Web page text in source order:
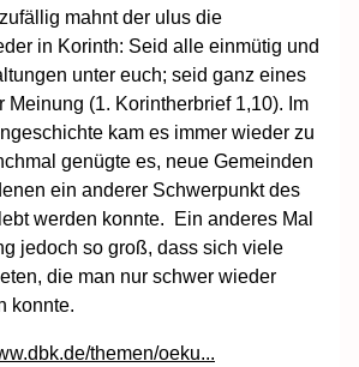
mahnt der ulus die
in Korinth: Seid alle einmütig und
unter euch; seid ganz eines
Meinung (1. Korintherbrief 1,10). Im
kam es immer wieder zu
genügte es, neue Gemeinden
ein anderer Schwerpunkt des
werden konnte. Ein anderes Mal
jedoch so groß, dass sich viele
die man nur schwer wieder
konnte.
themen/oeku...